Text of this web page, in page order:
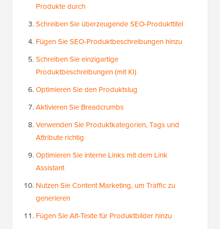
Produkte durch
Schreiben Sie überzeugende SEO-Produkttitel
Fügen Sie SEO-Produktbeschreibungen hinzu
Schreiben Sie einzigartige
Produktbeschreibungen (mit KI)
Optimieren Sie den Produktslug
Aktivieren Sie Breadcrumbs
Verwenden Sie Produktkategorien, Tags und
Attribute richtig
Optimieren Sie interne Links mit dem Link
Assistant
Nutzen Sie Content Marketing, um Traffic zu
generieren
Fügen Sie Alt-Texte für Produktbilder hinzu